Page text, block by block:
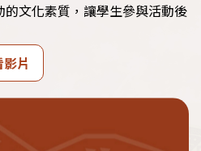
文化素質，讓學生參與活動後
片